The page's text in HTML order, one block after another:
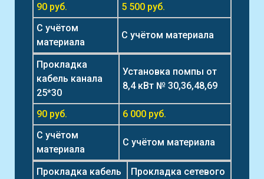
90 руб.
5 500 руб.
С учётом
материала
С учётом материала
Прокладка
кабель канала
25*30
Установка помпы от
8,4 кВт № 30,36,48,69
90 руб.
6 000 руб.
С учётом
материала
С учётом материала
Прокладка кабель
Прокладка сетевого